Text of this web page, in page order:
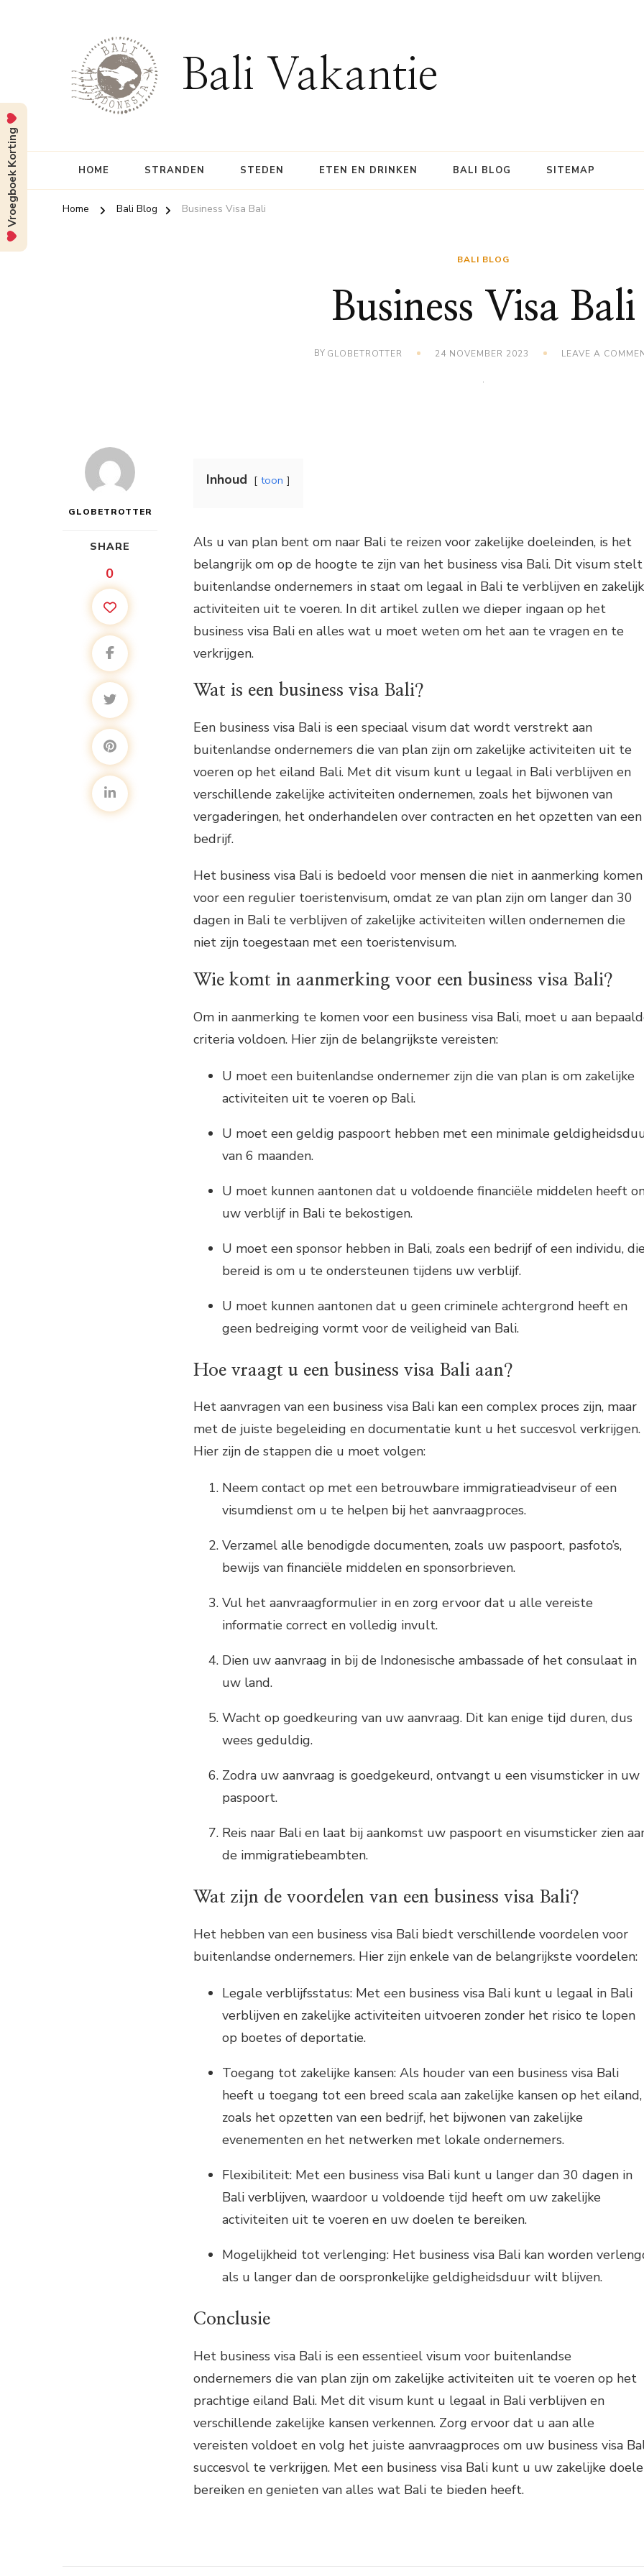
Bali Vakantie
HOME STRANDEN STEDEN ETEN EN DRINKEN BALI BLOG SITEMAP
Home Bali Blog Business Visa Bali
BALI BLOG
Business Visa Bali
BY GLOBETROTTER 24 NOVEMBER 2023 LEAVE A
GLOBETROTTER
SHARE
0
Inhoud toon
Als u van plan bent om naar Bali te reizen voor zakelijke doeleinden, is het
belangrijk om op de hoogte te zijn van het business visa Bali. Dit visum stelt
buitenlandse ondernemers in staat om legaal in Bali te verblijven en
activiteiten uit te voeren. In dit artikel zullen we dieper ingaan op het
business visa Bali en alles wat u moet weten om het aan te vragen en te
verkrijgen.
Wat is een business visa Bali?
Een business visa Bali is een speciaal visum dat wordt verstrekt aan
buitenlandse ondernemers die van plan zijn om zakelijke activiteiten uit te
voeren op het eiland Bali. Met dit visum kunt u legaal in Bali verblijven en
verschillende zakelijke activiteiten ondernemen, zoals het bijwonen van
vergaderingen, het onderhandelen over contracten en het opzetten van een
bedrijf.
Het business visa Bali is bedoeld voor mensen die niet in aanmerking komen
voor een regulier toeristenvisum, omdat ze van plan zijn om langer dan 30
dagen in Bali te verblijven of zakelijke activiteiten willen ondernemen die
niet zijn toegestaan met een toeristenvisum.
Wie komt in aanmerking voor een business visa Bali?
Om in aanmerking te komen voor een business visa Bali, moet u aan
criteria voldoen. Hier zijn de belangrijkste vereisten:
U moet een buitenlandse ondernemer zijn die van plan is om zakelijke
activiteiten uit te voeren op Bali.
U moet een geldig paspoort hebben met een minimale
van 6 maanden.
U moet kunnen aantonen dat u voldoende financiële middelen heeft
uw verblijf in Bali te bekostigen.
U moet een sponsor hebben in Bali, zoals een bedrijf of een individu,
bereid is om u te ondersteunen tijdens uw verblijf.
U moet kunnen aantonen dat u geen criminele achtergrond heeft en
geen bedreiging vormt voor de veiligheid van Bali.
Hoe vraagt u een business visa Bali aan?
Het aanvragen van een business visa Bali kan een complex proces zijn, maar
met de juiste begeleiding en documentatie kunt u het succesvol verkrijgen.
Hier zijn de stappen die u moet volgen:
Neem contact op met een betrouwbare immigratieadviseur of een
visumdienst om u te helpen bij het aanvraagproces.
Verzamel alle benodigde documenten, zoals uw paspoort, pasfoto’s,
bewijs van financiële middelen en sponsorbrieven.
Vul het aanvraagformulier in en zorg ervoor dat u alle vereiste
informatie correct en volledig invult.
Dien uw aanvraag in bij de Indonesische ambassade of het consulaat in
uw land.
Wacht op goedkeuring van uw aanvraag. Dit kan enige tijd duren, dus
wees geduldig.
Zodra uw aanvraag is goedgekeurd, ontvangt u een visumsticker in uw
paspoort.
Reis naar Bali en laat bij aankomst uw paspoort en visumsticker zien
de immigratiebeambten.
Wat zijn de voordelen van een business visa Bali?
Het hebben van een business visa Bali biedt verschillende voordelen voor
buitenlandse ondernemers. Hier zijn enkele van de belangrijkste voordelen:
Legale verblijfsstatus: Met een business visa Bali kunt u legaal in Bali
verblijven en zakelijke activiteiten uitvoeren zonder het risico te lopen
op boetes of deportatie.
Toegang tot zakelijke kansen: Als houder van een business visa Bali
heeft u toegang tot een breed scala aan zakelijke kansen op het eiland,
zoals het opzetten van een bedrijf, het bijwonen van zakelijke
evenementen en het netwerken met lokale ondernemers.
Flexibiliteit: Met een business visa Bali kunt u langer dan 30 dagen in
Bali verblijven, waardoor u voldoende tijd heeft om uw zakelijke
activiteiten uit te voeren en uw doelen te bereiken.
Mogelijkheid tot verlenging: Het business visa Bali kan worden
als u langer dan de oorspronkelijke geldigheidsduur wilt blijven.
Conclusie
Het business visa Bali is een essentieel visum voor buitenlandse
ondernemers die van plan zijn om zakelijke activiteiten uit te voeren op het
prachtige eiland Bali. Met dit visum kunt u legaal in Bali verblijven en
verschillende zakelijke kansen verkennen. Zorg ervoor dat u aan alle
vereisten voldoet en volg het juiste aanvraagproces om uw business visa
succesvol te verkrijgen. Met een business visa Bali kunt u uw zakelijke
bereiken en genieten van alles wat Bali te bieden heeft.
Vroegboek Korting